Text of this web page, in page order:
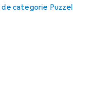
de categorie Puzzel